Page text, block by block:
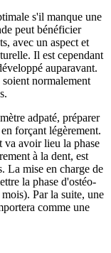
s'il manque une
peut bénéficier
avec un aspect et
Il est cependant
auparavant.
normalement
adpaté, préparer
forçant légèrement.
va avoir lieu la phase
à la dent, est
La mise en charge de
la phase d'ostéo-
Par la suite, une
comme une